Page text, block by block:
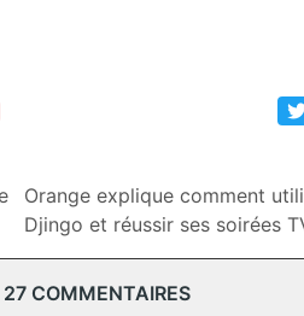
Orange explique comment
Djingo et réussir ses soirées
COMMENTAIRES